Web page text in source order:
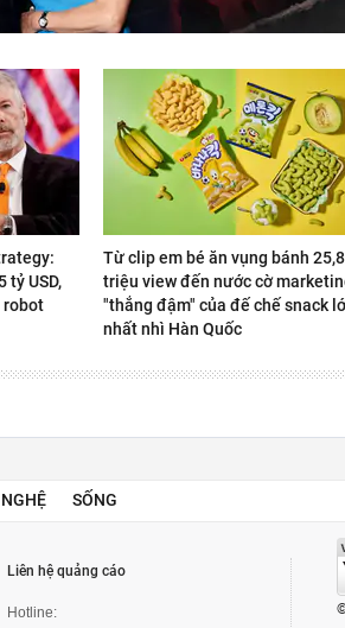
tỷ USD,
robot
Từ clip em bé ăn vụng bánh 25,8
triệu view đến nước cờ
"thắng đậm" của đế chế snack
nhất nhì Hàn Quốc
SỐNG
Liên hệ quảng cáo
Hotline: